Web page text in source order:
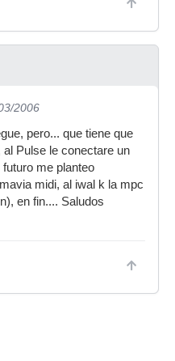
2006
pero... que tiene que
Pulse le conectare un
me planteo
midi, al iwal k la mpc
en fin.... Saludos